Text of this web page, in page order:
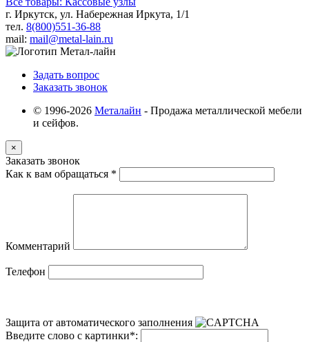
г. Иркутск, ул. Набережная Иркута, 1/1
тел. 8(800)551-36-88
mail: mail@metal-lain.ru
Задать вопрос
Заказать звонок
© 1996-2026 Металайн - Продажа металлической мебели
и сейфов.
×
Заказать звонок
Как к вам обращаться *
Комментарий
Телефон
Защита от автоматического заполнения
Введите слово с картинки*: